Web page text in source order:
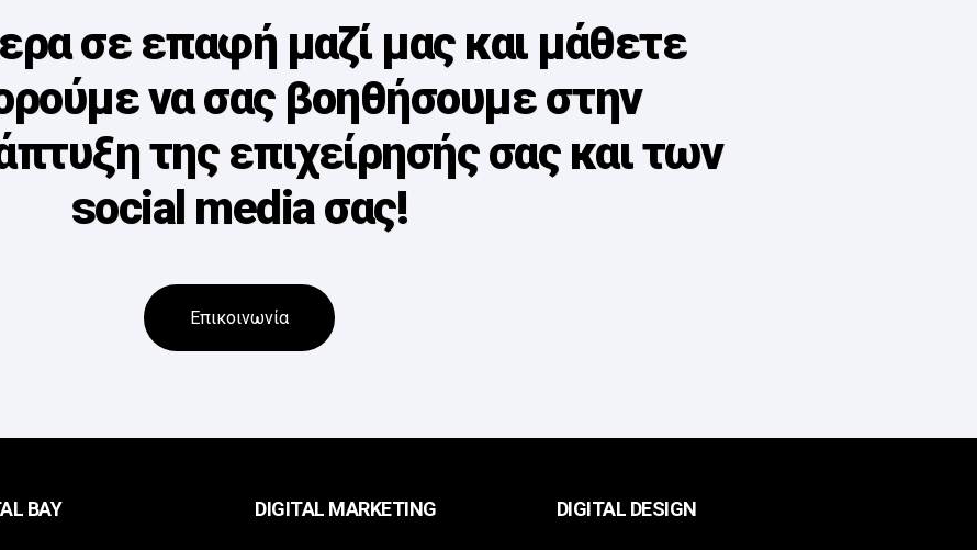
σε επαφή μαζί μας και μάθετε
να σας βοηθήσουμε στην
της επιχείρησής σας και των
social media σας!
Επικοινωνία
BAY DIGITAL MARKETING DIGITAL DESIGN